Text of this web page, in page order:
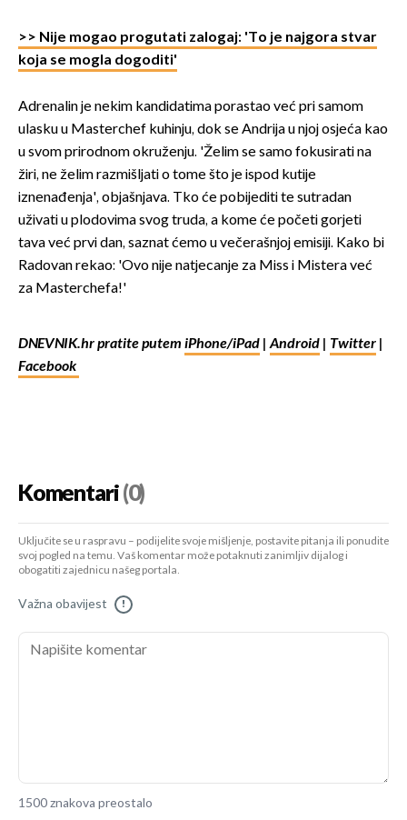
>> Nije mogao progutati zalogaj: 'To je najgora stvar
koja se mogla dogoditi'
Adrenalin je nekim kandidatima porastao već pri samom
ulasku u Masterchef kuhinju, dok se Andrija u njoj osjeća kao
u svom prirodnom okruženju. 'Želim se samo fokusirati na
žiri, ne želim razmišljati o tome što je ispod kutije
iznenađenja', objašnjava. Tko će pobijediti te sutradan
uživati u plodovima svog truda, a kome će početi gorjeti
tava već prvi dan, saznat ćemo u večerašnjoj emisiji. Kako bi
Radovan rekao: 'Ovo nije natjecanje za Miss i Mistera već
za Masterchefa!'
DNEVNIK.hr pratite putem iPhone/iPad |Android | Twitter |
Facebook
Komentari(0)
Uključite se u raspravu – podijelite svoje mišljenje, postavite pitanja ili ponudite
svoj pogled na temu. Vaš komentar može potaknuti zanimljiv dijalog i
obogatiti zajednicu našeg portala.
Važna obavijest !
1500 znakova preostalo